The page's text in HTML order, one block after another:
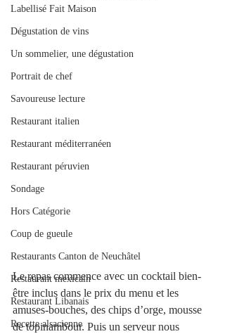
Labellisé Fait Maison
Dégustation de vins
Un sommelier, une dégustation
Portrait de chef
Savoureuse lecture
Restaurant italien
Restaurant méditerranéen
Restaurant péruvien
Sondage
Hors Catégorie
Coup de gueule
Restaurants Canton de Neuchâtel
Restaurant mexicain
Restaurant Libanais
Recette alsacienne
Le repas commence avec un cocktail bien-
être inclus dans le prix du menu et les
amuses-bouches, des chips d’orge, mousse
de topinambour. Puis un serveur nous